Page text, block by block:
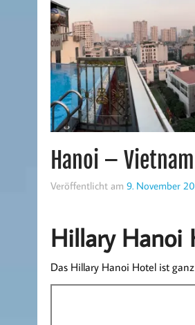
Hanoi –
Veröffentlicht am 9. November
Hillary Hanoi
Das Hillary Hanoi Hotel ist